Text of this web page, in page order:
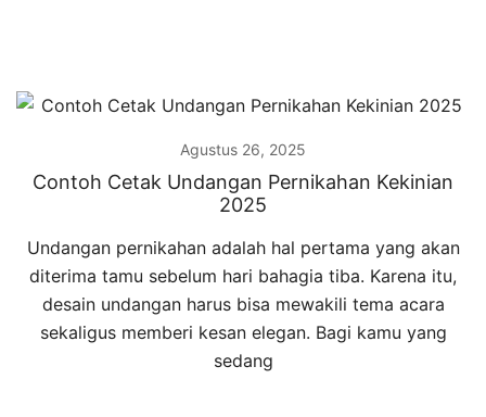
Agustus 26, 2025
Contoh Cetak Undangan Pernikahan Kekinian
2025
Undangan pernikahan adalah hal pertama yang akan
diterima tamu sebelum hari bahagia tiba. Karena itu,
desain undangan harus bisa mewakili tema acara
sekaligus memberi kesan elegan. Bagi kamu yang
sedang